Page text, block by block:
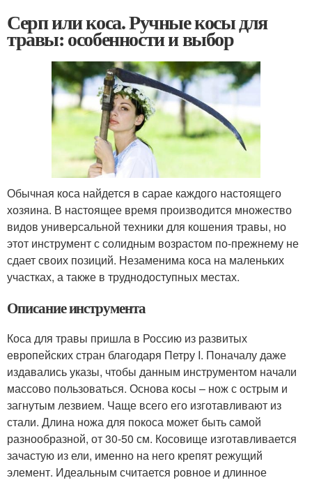
Серп или коса. Ручные косы для
травы: особенности и выбор
Обычная коса найдется в сарае каждого настоящего
хозяина. В настоящее время производится множество
видов универсальной техники для кошения травы, но
этот инструмент с солидным возрастом по-прежнему не
сдает своих позиций. Незаменима коса на маленьких
участках, а также в труднодоступных местах.
Описание инструмента
Коса для травы пришла в Россию из развитых
европейских стран благодаря Петру I. Поначалу даже
издавались указы, чтобы данным инструментом начали
массово пользоваться. Основа косы – нож с острым и
загнутым лезвием. Чаще всего его изготавливают из
стали. Длина ножа для покоса может быть самой
разнообразной, от 30-50 см. Косовище изготавливается
зачастую из ели, именно на него крепят режущий
элемент. Идеальным считается ровное и длинное